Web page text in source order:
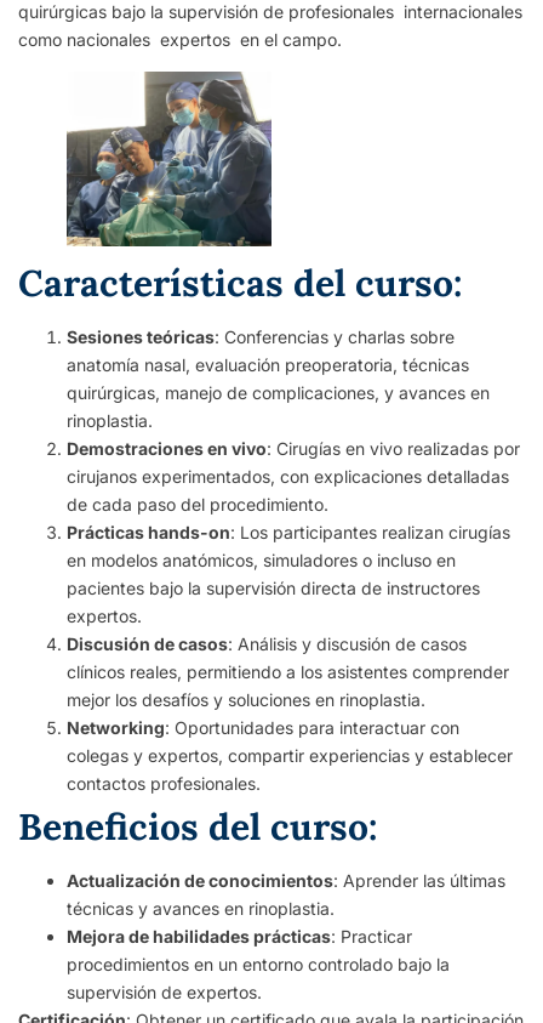
quirúrgicas bajo la supervisión de profesionales internacionales
como nacionales expertos en el campo.
Características del curso:
Sesiones teóricas: Conferencias y charlas sobre
anatomía nasal, evaluación preoperatoria, técnicas
quirúrgicas, manejo de complicaciones, y avances en
rinoplastia.
Demostraciones en vivo: Cirugías en vivo realizadas por
cirujanos experimentados, con explicaciones detalladas
de cada paso del procedimiento.
Prácticas hands-on: Los participantes realizan cirugías
en modelos anatómicos, simuladores o incluso en
pacientes bajo la supervisión directa de instructores
expertos.
Discusión de casos: Análisis y discusión de casos
clínicos reales, permitiendo a los asistentes comprender
mejor los desafíos y soluciones en rinoplastia.
Networking: Oportunidades para interactuar con
colegas y expertos, compartir experiencias y establecer
contactos profesionales.
Beneficios del curso:
Actualización de conocimientos: Aprender las últimas
técnicas y avances en rinoplastia.
Mejora de habilidades prácticas: Practicar
procedimientos en un entorno controlado bajo la
supervisión de expertos.